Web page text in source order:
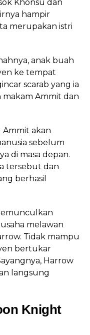
Khonsu dan
hampir
merupakan istri
anak buah
ke tempat
scarab yang ia
Ammit dan
Ammit akan
sebelum
di masa depan.
tersebut dan
berhasil
melawan
Tidak mampu
bertukar
Harrow
langsung
Knight